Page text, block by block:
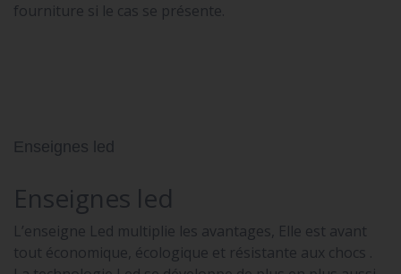
fourniture si le cas se présente.
Enseignes led
Enseignes led
L’enseigne Led multiplie les avantages, Elle est avant
tout économique, écologique et résistante aux chocs .